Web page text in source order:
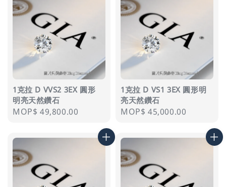
1克拉 D VVS2 3EX 圓形
明亮天然鑽石
Regular
MOP$ 49,800.00
1克拉 D VS1 3EX 圓形明
亮天然鑽石
Regular
MOP$ 45,000.00